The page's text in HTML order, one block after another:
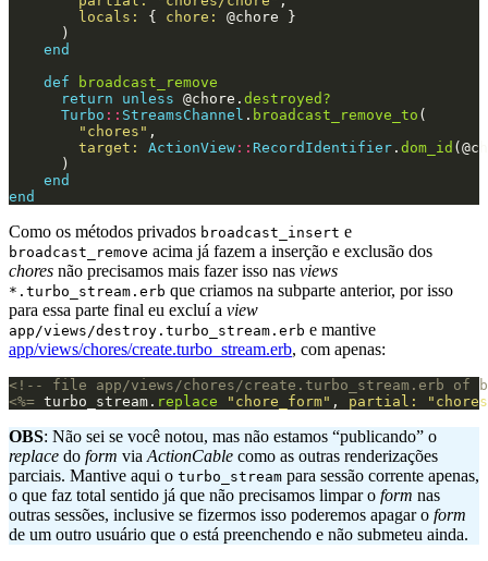
locals: { chore: @chore
}
)
end
def
broadcast_remove
return
unless @chore . destroyed?
Turbo :: StreamsChannel . broadcast_remove_to (
"chores" ,
target: ActionView :: RecordIdentifier . dom_id (
)
end
end
Como os métodos privados broadcast_insert e
broadcast_remove acima já fazem a inserção e exclusão dos
chores não precisamos mais fazer isso nas views
*.turbo_stream.erb que criamos na subparte anterior, por isso
para essa parte final eu excluí a view
app/views/destroy.turbo_stream.erb e mantive
app/views/chores/create.turbo_stream.erb, com apenas:
<!-- file app/views/chores/create.turbo_stream.erb of
<%= turbo_stream . replace "chore_form" , partial:
OBS: Não sei se você notou, mas não estamos “publicando” o
replace do form via ActionCable como as outras renderizações
parciais. Mantive aqui o turbo_stream para sessão corrente apenas,
o que faz total sentido já que não precisamos limpar o form nas
outras sessões, inclusive se fizermos isso poderemos apagar o form
de um outro usuário que o está preenchendo e não submeteu ainda.